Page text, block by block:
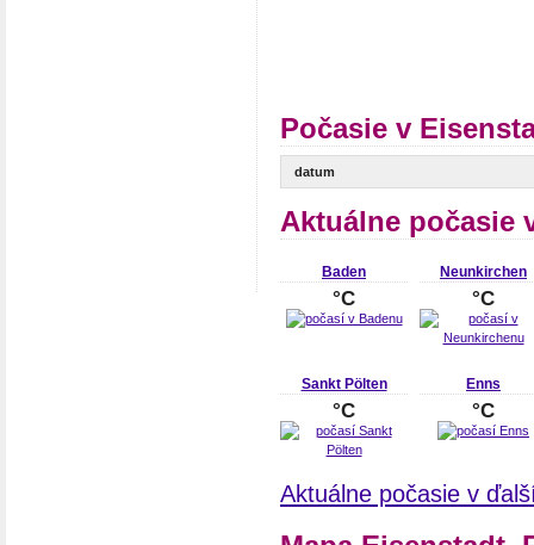
Počasie v
datum
Aktuálne počasie
Baden
°C
Neunkirchen
°C
Sankt Pölten
°C
Enns
°C
Aktuálne počasie v